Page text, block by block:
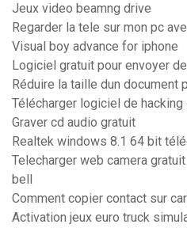
Jeux video beamng drive
Regarder la tele sur mon pc
Visual boy advance for iphone
Logiciel gratuit pour envoyer
Réduire la taille dun document
Télécharger logiciel de hacking
Graver cd audio gratuit
Realtek windows 8.1 64 bit
Telecharger web camera
bell
Comment copier contact sur
Activation jeux euro truck